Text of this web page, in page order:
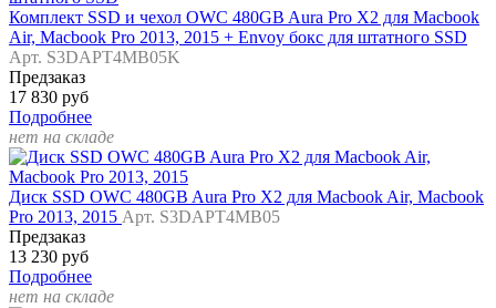
Комплект SSD и чехол OWC 480GB Aura Pro X2 для Macbook
Air, Macbook Pro 2013, 2015 + Envoy бокс для штатного SSD
Арт. S3DAPT4MB05K
Предзаказ
17 830 руб
Подробнее
нет на складе
Диск SSD OWC 480GB Aura Pro X2 для Macbook Air, Macbook
Pro 2013, 2015 Арт. S3DAPT4MB05
Предзаказ
13 230 руб
Подробнее
нет на складе